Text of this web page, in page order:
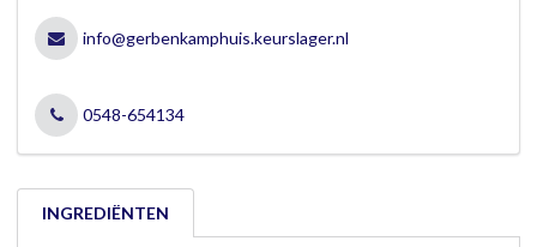
info@gerbenkamphuis.keurslager.nl
0548-654134
INGREDIËNTEN